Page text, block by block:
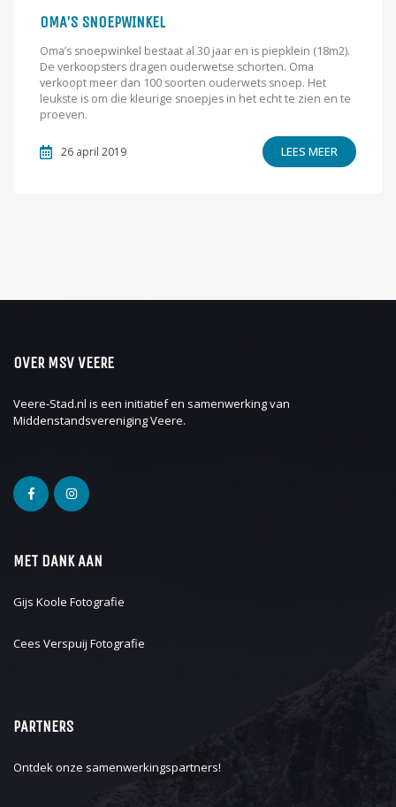
OMA’S SNOEPWINKEL
Oma’s snoepwinkel bestaat al 30 jaar en is piepklein (18m2).
De verkoopsters dragen ouderwetse schorten. Oma
verkoopt meer dan 100 soorten ouderwets snoep. Het
leukste is om die kleurige snoepjes in het echt te zien en te
proeven.
26 april 2019 LEES MEER
OVER MSV VEERE
Veere-Stad.nl is een initiatief en samenwerking van
Middenstandsvereniging Veere.
MET DANK AAN
Gijs Koole Fotografie
Cees Verspuij Fotografie
PARTNERS
Ontdek onze samenwerkingspartners!